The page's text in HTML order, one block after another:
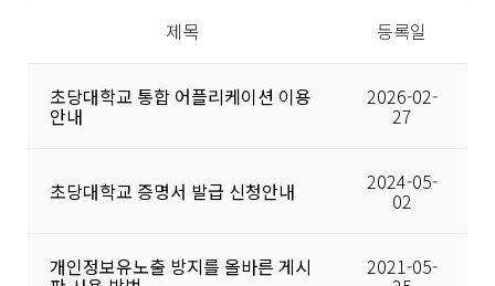
제목 등록일
초당대학교 통합 어플리케이션 이용
안내
2026-02-
27
초당대학교 증명서 발급 신청안내 2024-05-
02
개인정보유노출 방지를 올바른 게시 2021-05-